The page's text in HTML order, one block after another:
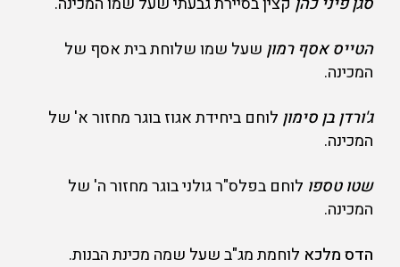
הטייס אסף רמון שעל שמו שלוחת בית אסף של
המכינה.
ג'ורדן בן סימון לוחם ביחידת אגוז בוגר מחזור א' של
המכינה.
שטו טספו לוחם בפלס"ר גולני בוגר מחזור ה' של
המכינה.
הדס מלכא לוחמת מג"ב שעל שמה מכינת הבנות.